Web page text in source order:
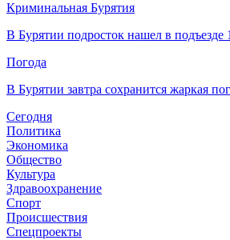
Криминальная Бурятия
В Бурятии подросток нашел в подъезде
Погода
В Бурятии завтра сохранится жаркая
Сегодня
Политика
Экономика
Общество
Культура
Здравоохранение
Спорт
Происшествия
Спецпроекты